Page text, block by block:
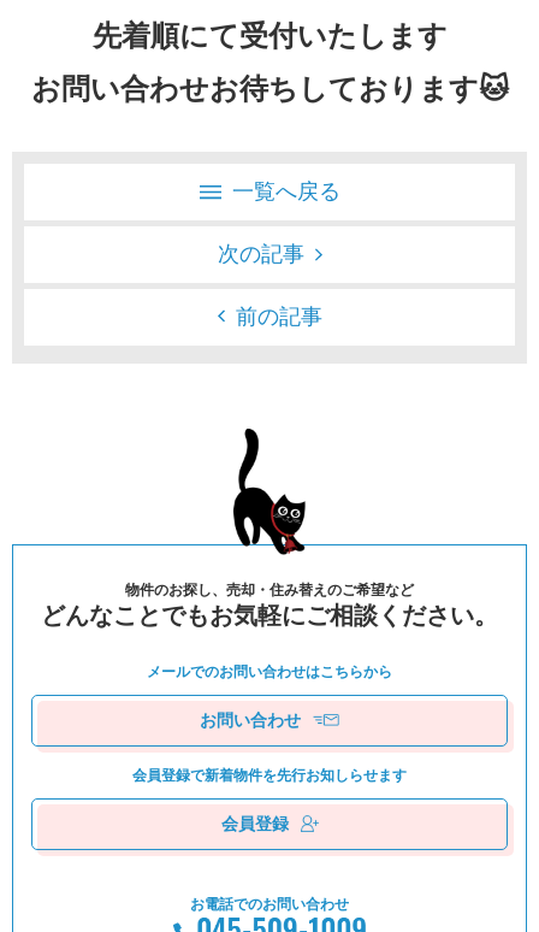
先着順にて受付いたします
お問い合わせお待ちしております🐱
一覧へ戻る
次の記事
前の記事
物件のお探し、売却・住み替えのご希望など
どんなことでもお気軽にご相談ください。
メールでのお問い合わせはこちらから
お問い合わせ
会員登録で新着物件を先⾏お知しらせます
会員登録
お電話でのお問い合わせ